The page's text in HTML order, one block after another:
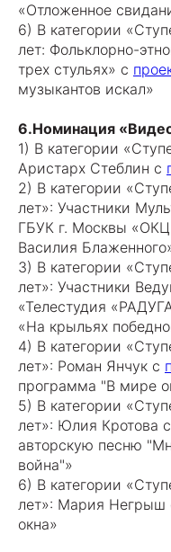
«Отложенное
6) В категории
лет: Фольклорно-
трех стульях» с
музыкантов искал»
6.Номинация
1) В категории
Аристарх Стеблин с
2) В категории
лет»: Участники
ГБУК г. Москвы
Василия
3) В категории
лет»: Участники
«Телестудия
«На крыльях
4) В категории
лет»: Роман Янчук с
программа "В мире
5) В категории
лет»: Юлия Кротова с
авторскую песню
война"»
6) В категории
лет»: Мария Негрыш
окна»